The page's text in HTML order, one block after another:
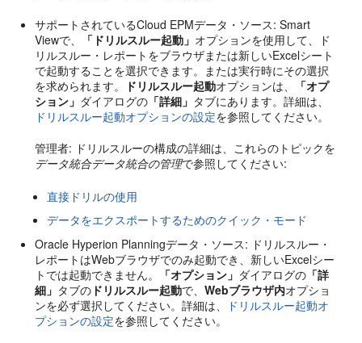
サポートされているCloud EPMデータ・ソース:Smart
Viewで、 「ドリルスルー起動」 オプションを使用して、ド
リルスルー・レポートをブラウザまたは新しいExcelシート
で起動することを選択できます。または実行時にその選択
を求められます。
ドリルスルー起動オプションは、
「オプ
ション」 ダイアログの 「詳細」 タブにあります。詳細は、
ドリルスルー起動オプションの設定を参照してください。
管理者: ドリルスルーの構成の詳細は、これらのトピックを
データ統合データ統合の管理で参照してください:
直接ドリルの使用
データをエクスポートするためのクイック・モード
Oracle Hyperion Planningデータ・ソース: ドリルスルー・
レポートはWebブラウザでのみ起動でき、新しいExcelシー
トでは起動できません。
「オプション」 ダイアログの 「詳
細」 タブの ドリルスルー起動で、Webブラウザ内オプショ
ンを必ず選択してください。詳細は、
ドリルスルー起動オ
プションの設定を参照してください。